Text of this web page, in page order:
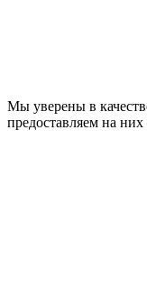
Мы уверены в
предоставляем на